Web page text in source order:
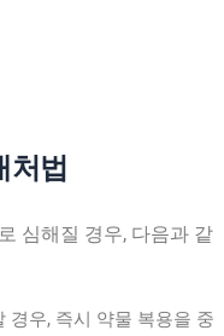
처법
심해질 경우, 다음과 같
경우, 즉시 약물 복용을 중